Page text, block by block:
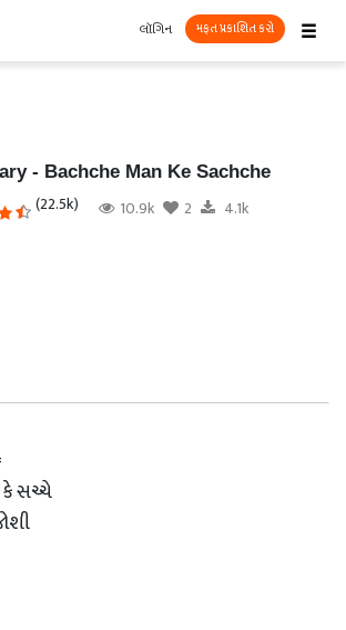
☰
લૉગિન મફત પ્રકાશિત કરો
- Bachche Man Ke Sachche
(22.5k) 10.9k 2 4.1k
સચ્ચે